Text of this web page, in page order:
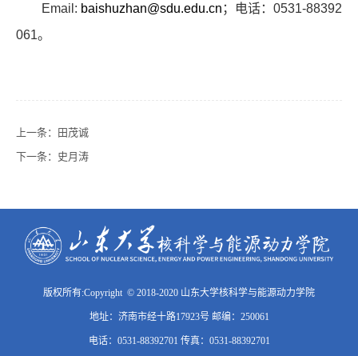
Email: baishuzhan@sdu.edu.cn ；电话： 0531-88392
061。
上一条：
田茂诚
下一条： 史月涛
版权所有:Copyright © 2018-2020 山东大学核科学与能源动力学院
地址：济南市经十路17923号 邮编：250061
电话：0531-88392701 传真：0531-88392701